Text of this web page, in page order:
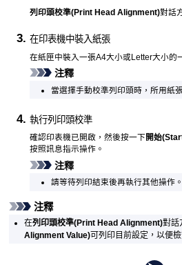
列印頭校準(Print Head Alignment)對話
在印表機中裝入紙張
在紙匣中裝入一張A4大小或Letter大小的
注釋
當選擇手動校準列印頭時，所用紙
執行列印頭校準
確認印表機已開啟，然後按一下開始
按照訊息指示操作。
注釋
請等待列印結束後再執行其他操作。
注釋
在列印頭校準(Print Head Alignment)對話
Alignment Value)可列印目前設定，以便檢